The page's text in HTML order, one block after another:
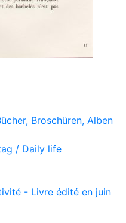
Broschüren, Alben
/ Daily life
- Livre édité en juin